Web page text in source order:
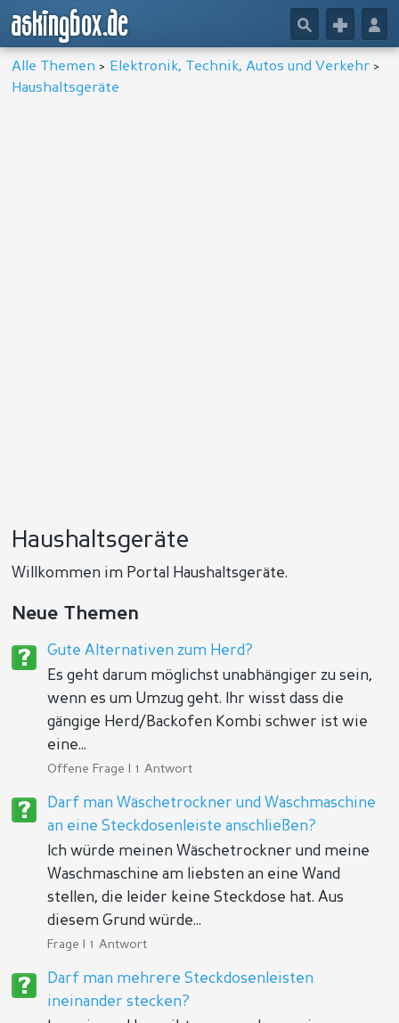
askingbox.de 👤
+
🔎
Alle Themen > Elektronik, Technik, Autos und Verkehr >
Haushaltsgeräte
Haushaltsgeräte
Willkommen im Portal Haushaltsgeräte.
Neue Themen
Gute Alternativen zum Herd?
Es geht darum möglichst unabhängiger zu sein,
wenn es um Umzug geht. Ihr wisst dass die
gängige Herd/Backofen Kombi schwer ist wie
eine...
Offene Frage | 1 Antwort
Darf man Wäschetrockner und Waschmaschine
an eine Steckdosenleiste anschließen?
Ich würde meinen Wäschetrockner und meine
Waschmaschine am liebsten an eine Wand
stellen, die leider keine Steckdose hat. Aus
diesem Grund würde...
Frage | 1 Antwort
Darf man mehrere Steckdosenleisten
ineinander stecken?